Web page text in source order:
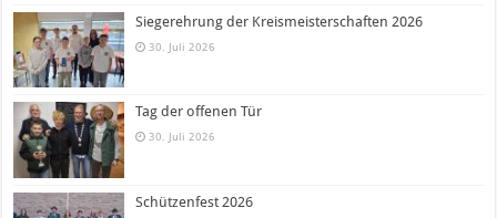
Siegerehrung der Kreismeisterschaften 2026
30. Juli 2026
Tag der offenen Tür
30. Juli 2026
Schützenfest 2026